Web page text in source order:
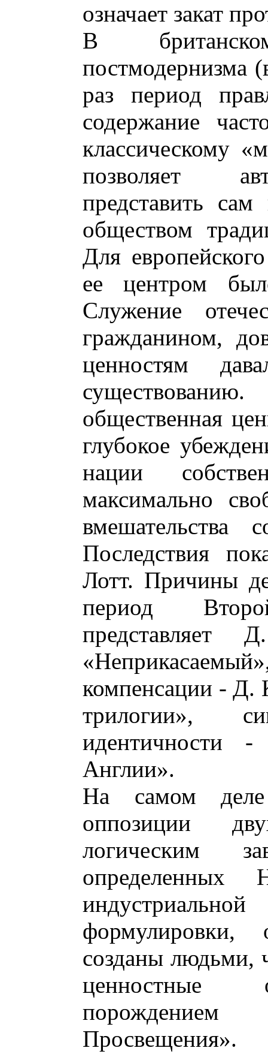
означает закат
В
постмодернизма
раз период
содержание
классическому
позволяет
представить
обществом
Для
ее центром
Служение
гражданином,
ценностям
общественная
глубокое
нации
максимально
вмешательства
Последствия
Лотт. Причины
период
компенсации - Д.
трилогии»,
Англии».
На самом
оппозиции
логическим
созданы людьми,
ценностные
порождением